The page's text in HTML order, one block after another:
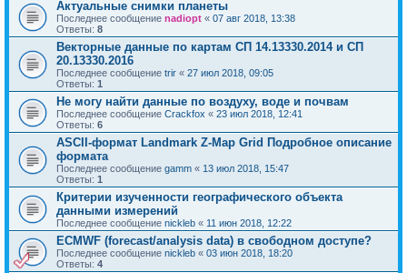
Актуальные снимки планеты
Последнее сообщение nadiopt « 07 авг 2018, 13:38
Ответы: 8
Векторные данные по картам СП 14.13330.2014 и СП
20.13330.2016
Последнее сообщение trir « 27 июл 2018, 09:05
Ответы: 1
Не могу найти данные по воздуху, воде и почвам
Последнее сообщение Crackfox « 23 июл 2018, 12:41
Ответы: 6
ASCII-формат Landmark Z-Map Grid Подробное описание
формата
Последнее сообщение gamm « 13 июл 2018, 15:47
Ответы: 1
Критерии изученности географического объекта
данными измерений
Последнее сообщение nickleb « 11 июн 2018, 12:22
ECMWF (forecast/analysis data) в свободном доступе?
Последнее сообщение nickleb « 03 июн 2018, 18:20
Ответы: 4